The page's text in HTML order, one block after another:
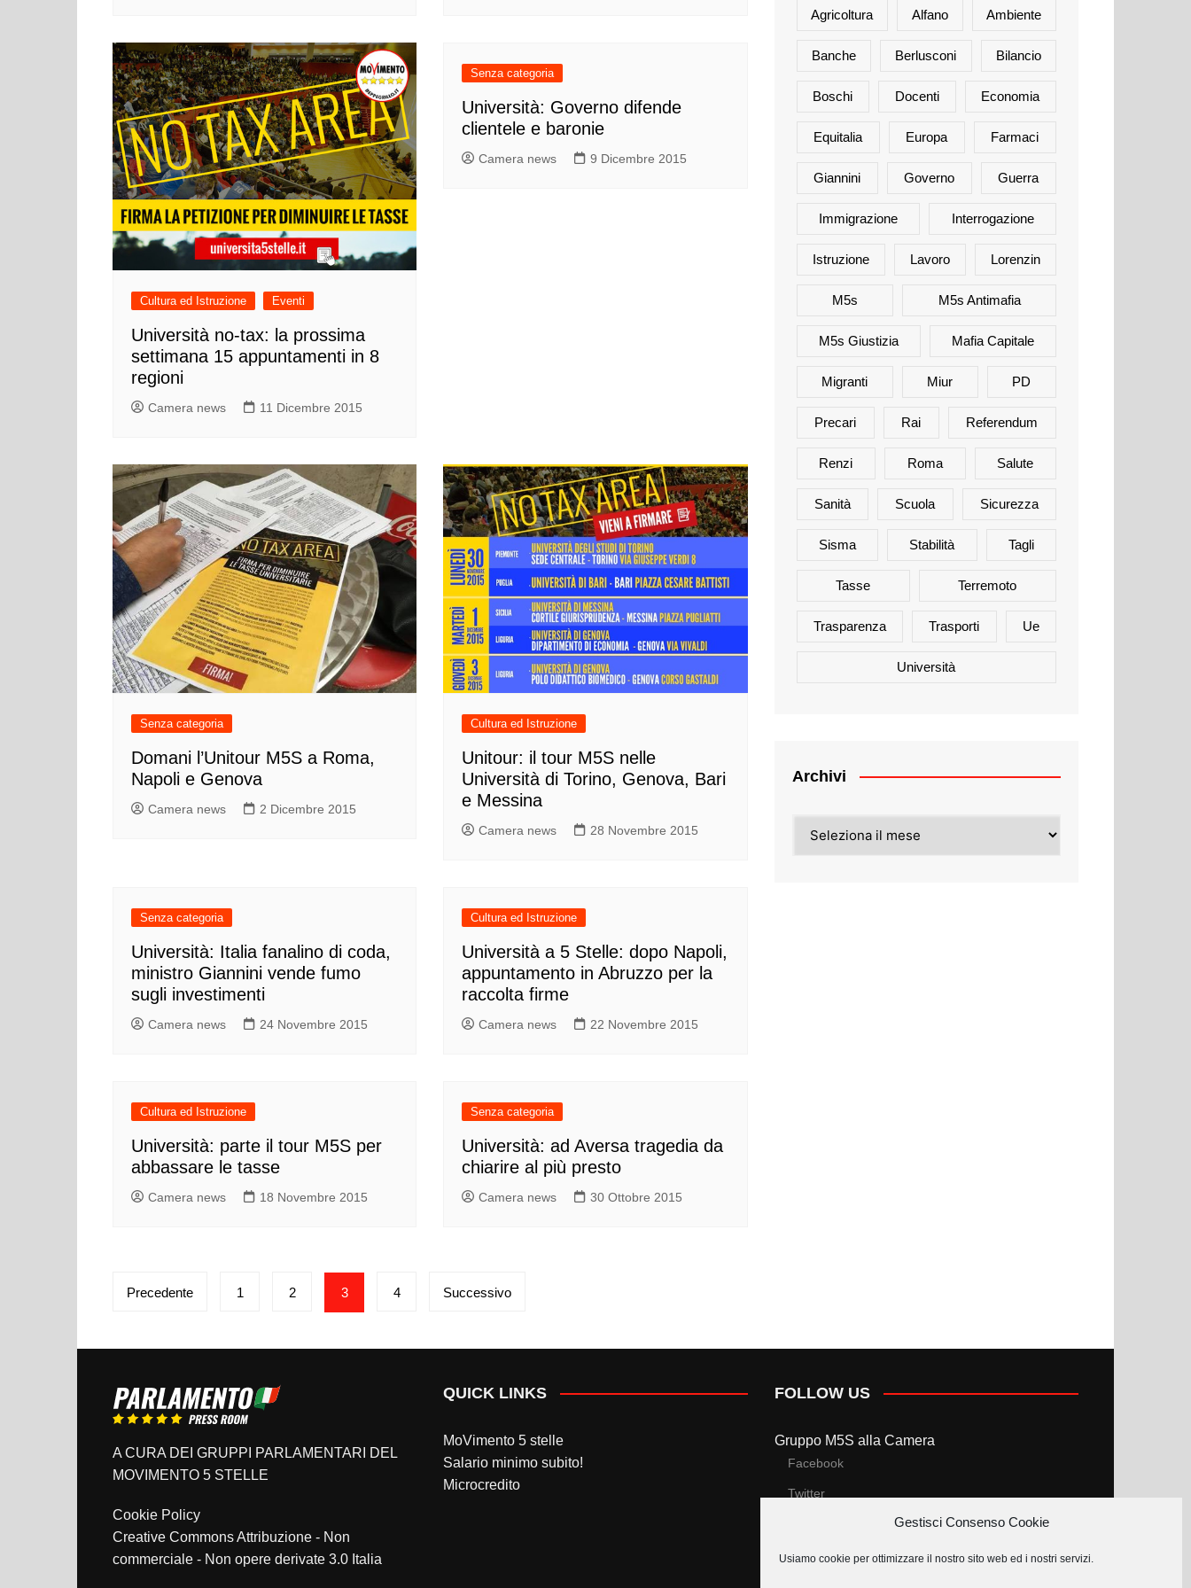
Gestisci Consenso Cookie
Usiamo cookie per ottimizzare il nostro sito web ed i nostri servizi.
Eventi
Finanze e tesoro
Giustizia
Lavori pubblici e Trasporti
Lavoro
Politiche europee
Rifiuti
Cultura ed Istruzione Eventi
Università no-tax: la prossima
settimana 15 appuntamenti in 8
regioni
Camera news 11 Dicembre 2015
Senza categoria
Università: Governo difende
clientele e baronie
Camera news 9 Dicembre 2015
Senza categoria
Domani l’Unitour M5S a Roma,
Napoli e Genova
Camera news 2 Dicembre 2015
Cultura ed Istruzione
Unitour: il tour M5S nelle
Università di Torino, Genova, Bari
e Messina
Camera news 28 Novembre 2015
Senza categoria
Università: Italia fanalino di coda,
ministro Giannini vende fumo
sugli investimenti
Camera news 24 Novembre 2015
Cultura ed Istruzione
Università a 5 Stelle: dopo Napoli,
appuntamento in Abruzzo per la
raccolta firme
Camera news 22 Novembre 2015
Cultura ed Istruzione
Università: parte il tour M5S per
abbassare le tasse
Camera news 18 Novembre 2015
Senza categoria
Università: ad Aversa tragedia da
chiarire al più presto
Camera news 30 Ottobre 2015
Paginazione
articoli
Precedente 1 2 3 4 Successivo
Agricoltura Alfano Ambiente
Banche Berlusconi Bilancio
Boschi Docenti Economia
Equitalia Europa Farmaci
Giannini Governo Guerra
Immigrazione Interrogazione
Istruzione Lavoro Lorenzin
M5s M5s Antimafia
M5s Giustizia Mafia Capitale
Migranti Miur PD
Precari Rai Referendum
Renzi Roma Salute
Sanità Scuola Sicurezza
Sisma Stabilità Tagli
Tasse Terremoto
Trasparenza Trasporti Ue
Università
Archivi
A CURA DEI GRUPPI PARLAMENTARI DEL
MOVIMENTO 5 STELLE
Cookie Policy
Creative Commons Attribuzione - Non
commerciale - Non opere derivate 3.0 Italia
QUICK LINKS
MoVimento 5 stelle
Salario minimo subito!
Microcredito
FOLLOW US
Gruppo M5S alla Camera
Facebook
Twitter